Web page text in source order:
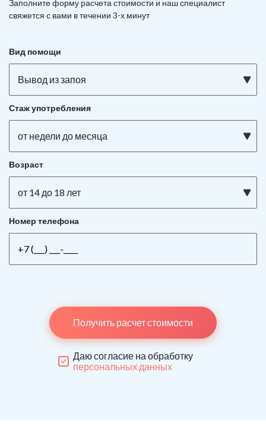
Заполните форму расчета стоимости и нашспециалист
свяжется с вами в течении 3-х минут
Вид помощи
Вывод из запоя
Стаж употребления
от недели до месяца
Возраст
от 14 до 18 лет
Номер телефона
Получить расчет стоимости
Даю согласие на обработку
персональных данных